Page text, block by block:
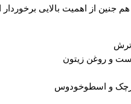
هم جنین از اهمیت بالایی
و روغن زیتون
و اسطوخودوس